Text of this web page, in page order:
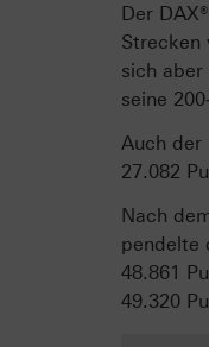
Der
Strecken
sich
seine
Auch der
27.082
Nach
pendelte
48.861
49.320